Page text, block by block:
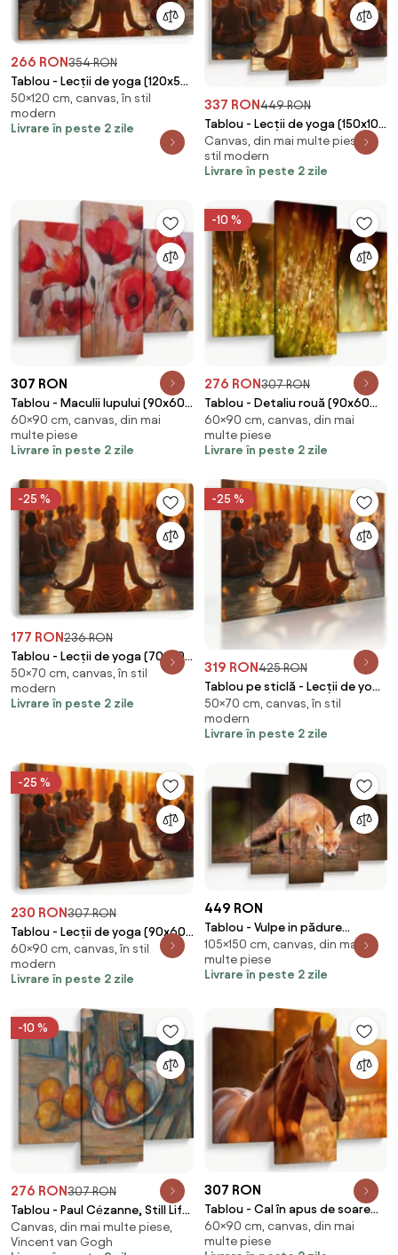
266 RON354 RON
Tablou - Lecții de yoga (120x50
cm)
50×120 cm, canvas, în stil
modern
Livrare în peste 2 zile
337 RON449 RON
Tablou - Lecții de yoga (150x105
cm)
Canvas, din mai multe piese, în
stil modern
Livrare în peste 2 zile
307 RON
Tablou - Maculii lupului (90x60
cm)
60×90 cm, canvas, din mai
multe piese
Livrare în peste 2 zile
-10 %
276 RON307 RON
Tablou - Detaliu rouă (90x60
cm)
60×90 cm, canvas, din mai
multe piese
Livrare în peste 2 zile
-25 %
177 RON236 RON
Tablou - Lecții de yoga (70x50
cm)
50×70 cm, canvas, în stil
modern
Livrare în peste 2 zile
-25 %
319 RON425 RON
Tablou pe sticlă - Lecții de yoga
(70x50 cm)
50×70 cm, canvas, în stil
modern
Livrare în peste 2 zile
-25 %
230 RON307 RON
Tablou - Lecții de yoga (90x60
cm)
60×90 cm, canvas, în stil
modern
Livrare în peste 2 zile
449 RON
Tablou - Vulpe in pădure
(150x105 cm)
105×150 cm, canvas, din mai
multe piese
Livrare în peste 2 zile
-10 %
276 RON307 RON
Tablou - Paul Cézanne, Still Life
with Milk Jug and Fruit,
reproducere (90x60 cm)
Canvas, din mai multe piese,
Vincent van Gogh
307 RON
Tablou - Cal în apus de soare
(90x60 cm)
60×90 cm, canvas, din mai
multe piese